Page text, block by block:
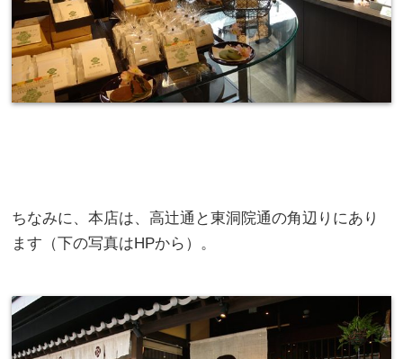
ちなみに、本店は、高辻通と東洞院通の角辺りにあり
ます（下の写真はHPから）。